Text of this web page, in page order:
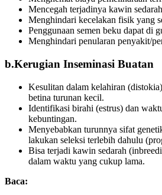
Mencegah terjadinya kawin
Menghindari kecelakan fisik yang
Penggunaan semen beku dapat di
Menghindari penularan penyakit/
b.Kerugian Inseminasi Buatan
Kesulitan dalam kelahiran
betina turunan kecil.
Identifikasi birahi (estrus) dan
kebuntingan.
Menyebabkan turunnya sifat
lakukan seleksi terlebih dahulu
Bisa terjadi kawin sedarah
dalam waktu yang cukup lama.
Baca: